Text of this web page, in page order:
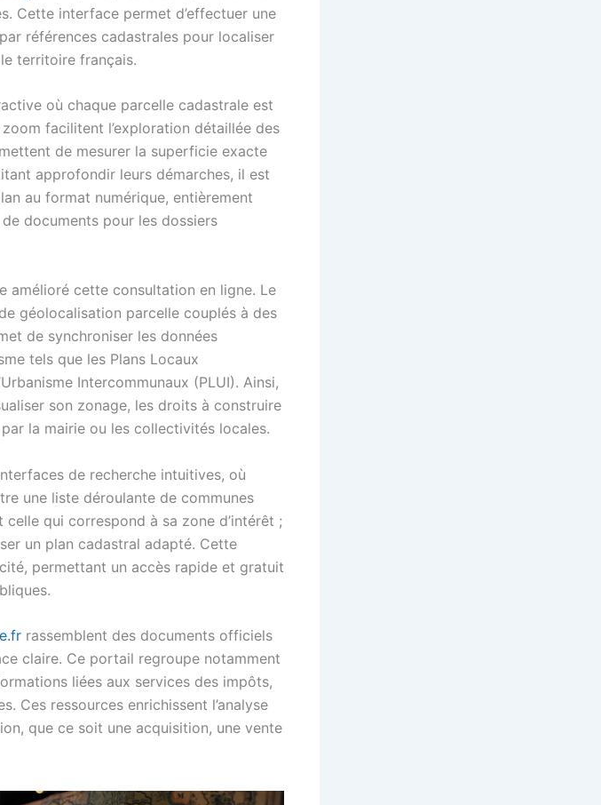
Cette interface permet d’effectuer une
références cadastrales pour localiser
territoire français.
où chaque parcelle cadastrale est
facilitent l’exploration détaillée des
de mesurer la superficie exacte
approfondir leurs démarches, il est
au format numérique, entièrement
documents pour les dossiers
amélioré cette consultation en ligne. Le
géolocalisation parcelle couplés à des
de synchroniser les données
tels que les Plans Locaux
Intercommunaux (PLUI). Ainsi,
son zonage, les droits à construire
la mairie ou les collectivités locales.
de recherche intuitives, où
une liste déroulante de communes
celle qui correspond à sa zone d’intérêt ;
un plan cadastral adapté. Cette
permettant un accès rapide et gratuit
rassemblent des documents officiels
claire. Ce portail regroupe notamment
liées aux services des impôts,
Ces ressources enrichissent l’analyse
que ce soit une acquisition, une vente